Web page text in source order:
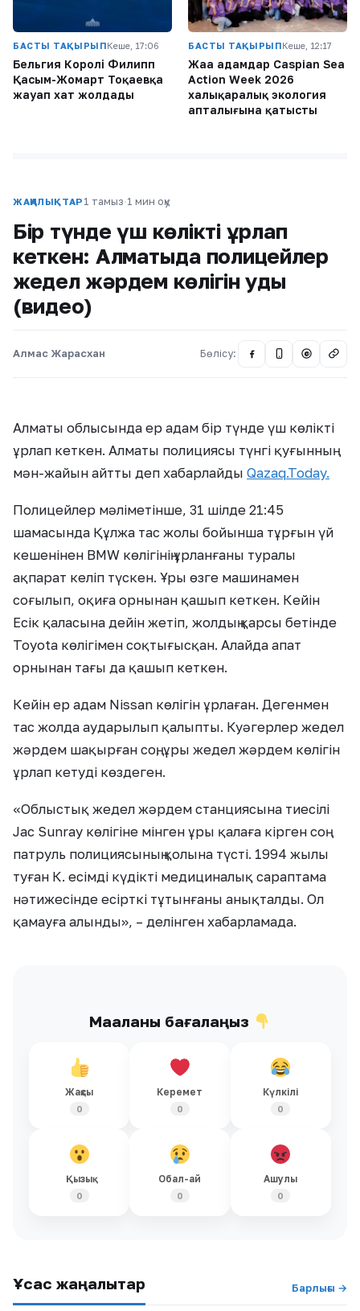
БАСТЫ ТАҚЫРЫПКеше, 17:06
Бельгия Королі Филипп
Қасым-Жомарт Тоқаевқа
жауап хат жолдады
БАСТЫ ТАҚЫРЫПКеше, 12:17
Жаңа адамдар Caspian Sea
Action Week 2026
халықаралық экология
апталығына қатысты
ЖАҢАЛЫҚТАР 1 тамыз·1 мин оқу
Бір түнде үш көлікті ұрлап
кеткен: Алматыда полицейлер
жедел жәрдем көлігін қуды
(видео)
Алмас Жарасхан Бөлісу: @
Алматы облысында ер адам бір түнде үш көлікті
ұрлап кеткен. Алматы полициясы түнгі қуғынның
мән-жайын айтты деп хабарлайды Qazaq.Today.
Полицейлер мәліметінше, 31 шілде 21:45
шамасында Құлжа тас жолы бойынша тұрғын үй
кешенінен BMW көлігінің ұрланғаны туралы
ақпарат келіп түскен. Ұры өзге машинамен
соғылып, оқиға орнынан қашып кеткен. Кейін
Есік қаласына дейін жетіп, жолдың қарсы бетінде
Toyota көлігімен соқтығысқан. Алайда апат
орнынан тағы да қашып кеткен.
Кейін ер адам Nissan көлігін ұрлаған. Дегенмен
тас жолда аударылып қалыпты. Куәгерлер жедел
жәрдем шақырған соң, ұры жедел жәрдем көлігін
ұрлап кетуді көздеген.
«Облыстық жедел жәрдем станциясына тиесілі
Jac Sunray көлігіне мінген ұры қалаға кірген соң
патруль полициясының қолына түсті. 1994 жылы
туған К. есімді күдікті медициналық сараптама
нәтижесінде есірткі тұтынғаны анықталды. Ол
қамауға алынды», – делінген хабарламада.
Мақаланы бағалаңыз
Жақсы
0
Керемет
0
Күлкілі
0
Қызық
0
Обал-ай
0
Ашулы
0
Ұқсас жаңалықтар Барлығы →